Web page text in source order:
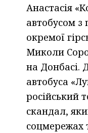
Анастасія
автобусом з
окремої
Миколи
на Донбасі.
автобуса
російський
скандал,
соцмережах